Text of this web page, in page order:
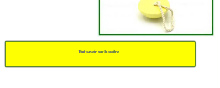
Tout savoir sur le soufre